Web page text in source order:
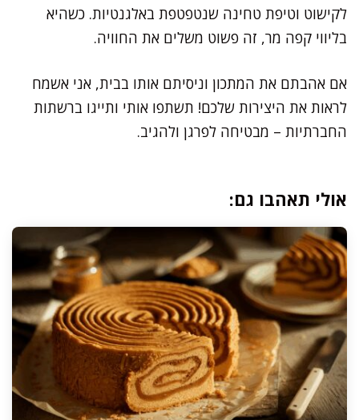
לקישוט וטיפת טחינה שנטפטפת באלגנטיות. כשהיא
בליווי קפה מר, זה פשוט משלים את החוויה.
אם אהבתם את המתכון וניסיתם אותו בבית, אני אשמח
לראות את היצירות שלכם! תשתפו אותי ותייגו ברשתות
החברתיות – מבטיחה לפרגן ולהגיב.
אולי תאהבו גם: